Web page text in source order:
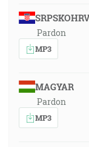
Pardon
MP3
MAGYAR
Pardon
MP3